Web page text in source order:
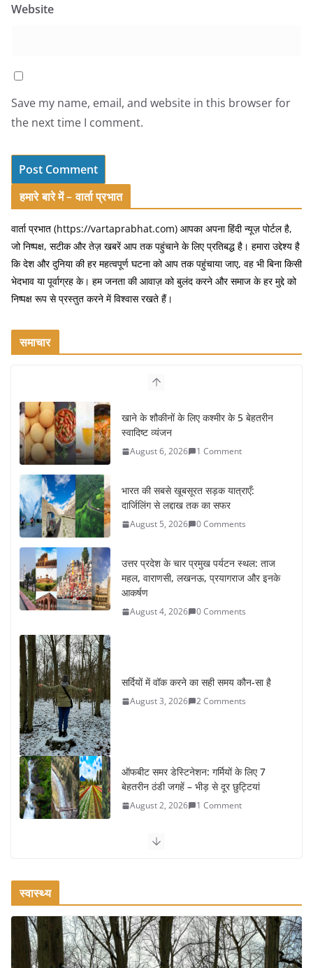
Website
Save my name, email, and website in this browser for
the next time I comment.
हमारे बारे में – वार्ता प्रभात
वार्ता प्रभात (https://vartaprabhat.com) आपका अपना हिंदी न्यूज़ पोर्टल है,
जो निष्पक्ष, सटीक और तेज़ खबरें आप तक पहुंचाने के लिए प्रतिबद्ध है। हमारा उद्देश्य है
कि देश और दुनिया की हर महत्वपूर्ण घटना को आप तक पहुंचाया जाए, वह भी बिना किसी
भेदभाव या पूर्वाग्रह के। हम जनता की आवाज़ को बुलंद करने और समाज के हर मुद्दे को
निष्पक्ष रूप से प्रस्तुत करने में विश्वास रखते हैं।
समाचार
खाने के शौकीनों के लिए कश्मीर के 5 बेहतरीन
August 6, 2026
भारत की सबसे खूबसूरत सड़क यात्राएँ:
दार्जिलिंग से लद्दाख तक का सफर
August 5, 2026 0 Comments
उत्तर प्रदेश के चार प्रमुख पर्यटन स्थल: ताज
महल, वाराणसी, लखनऊ, प्रयागराज और इनके
आकर्षण
सर्दियों में वॉक करने का सही समय कौन-सा है
ऑफबीट समर डेस्टिनेशन: गर्मियों के लिए 7
कश्मीर यात्रा गाइड: प्राकृतिक सुंदरता और
स्वादिष्ट भोजन का अनूठा संगम
August 1, 2026 1 Comment
July 31, 2026
16 ज़रूरी कीबोर्ड शॉर्टकट्स जो आपकी
उत्पादकता को दोगुना कर देंगे
August 7, 2026 0 Comments
स्वास्थ्य